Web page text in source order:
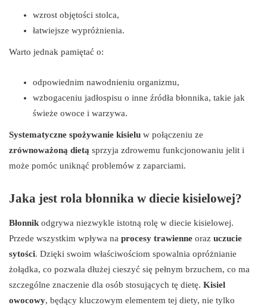
wzrost objętości stolca,
łatwiejsze wypróżnienia.
Warto jednak pamiętać o:
odpowiednim nawodnieniu organizmu,
wzbogaceniu jadłospisu o inne źródła błonnika, takie jak
świeże owoce i warzywa.
Systematyczne spożywanie kisielu w połączeniu ze
zrównoważoną dietą sprzyja zdrowemu funkcjonowaniu jelit i
może pomóc uniknąć problemów z zaparciami.
Jaka jest rola błonnika w diecie kisielowej?
Błonnik odgrywa niezwykle istotną rolę w diecie kisielowej.
Przede wszystkim wpływa na procesy trawienne oraz uczucie
sytości. Dzięki swoim właściwościom spowalnia opróżnianie
żołądka, co pozwala dłużej cieszyć się pełnym brzuchem, co ma
szczególne znaczenie dla osób stosujących tę dietę. Kisiel
owocowy, będący kluczowym elementem tej diety, nie tylko